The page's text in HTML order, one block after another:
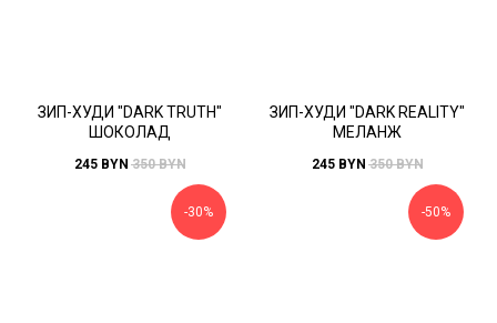
ЗИП-ХУДИ "DARK TRUTH"
ШОКОЛАД
245 BYN 350 BYN
ЗИП-ХУДИ "DARK REALITY"
МЕЛАНЖ
245 BYN 350 BYN
-30% -50%